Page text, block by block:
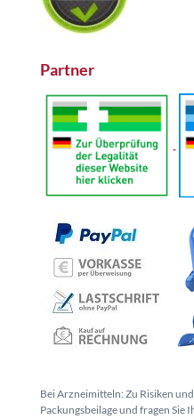
Partner
Bei Arzneimitteln: Zu Risiken
Packungsbeilage und fragen